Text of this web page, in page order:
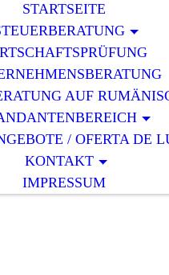
STARTSEITE
AUF
/ OFERTA DE
KONTAKT
IMPRESSUM